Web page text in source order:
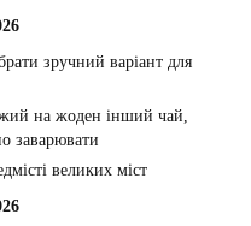
зручний варіант для
на жоден інший чай,
заварювати
великих міст